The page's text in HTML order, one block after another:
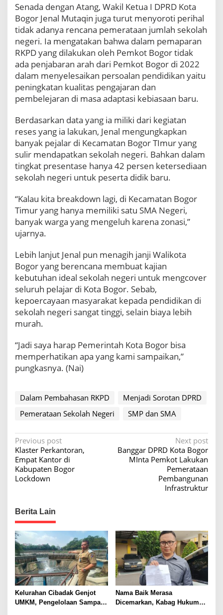
Senada dengan Atang, Wakil Ketua I DPRD Kota
Bogor Jenal Mutaqin juga turut menyoroti perihal
tidak adanya rencana pemerataan jumlah sekolah
negeri. Ia mengatakan bahwa dalam pemaparan
RKPD yang dilakukan oleh Pemkot Bogor tidak
ada penjabaran arah dari Pemkot Bogor di 2022
dalam menyelesaikan persoalan pendidikan yaitu
peningkatan kualitas pengajaran dan
pembelejaran di masa adaptasi kebiasaan baru.
Berdasarkan data yang ia miliki dari kegiatan
reses yang ia lakukan, Jenal mengungkapkan
banyak pejalar di Kecamatan Bogor TImur yang
sulir mendapatkan sekolah negeri. Bahkan dalam
tingkat presentase hanya 42 persen ketersediaan
sekolah negeri untuk peserta didik baru.
“Kalau kita breakdown lagi, di Kecamatan Bogor
Timur yang hanya memiliki satu SMA Negeri,
banyak warga yang mengeluh karena zonasi,”
ujarnya.
Lebih lanjut Jenal pun menagih janji Walikota
Bogor yang berencana membuat kajian
kebutuhan ideal sekolah negeri untuk mengcover
seluruh pelajar di Kota Bogor. Sebab,
kepoercayaan masyarakat kepada pendidikan di
sekolah negeri sangat tinggi, selain biaya lebih
murah.
“Jadi saya harap Pemerintah Kota Bogor bisa
memperhatikan apa yang kami sampaikan,”
pungkasnya. (Nai)
Dalam Pembahasan RKPD
Menjadi Sorotan DPRD
Pemerataan Sekolah Negeri
SMP dan SMA
P
o
s
t
a
v
i
g
a
t
i
Previous post
Klaster Perkantoran,
Empat Kantor di
Kabupaten Bogor
Lockdown
Next post
Banggar DPRD Kota Bogor
MInta Pemkot Lakukan
Pemerataan
Pembangunan
Infrastruktur
Berita Lain
Kelurahan Cibadak Genjot
UMKM, Pengelolaan Sampah,
Nama Baik Merasa
Dicemarkan, Kabag Hukum